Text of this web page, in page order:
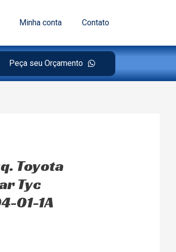
Minha conta Contato
Peça seu Orçamento
Toyota
Tyc
01-1A